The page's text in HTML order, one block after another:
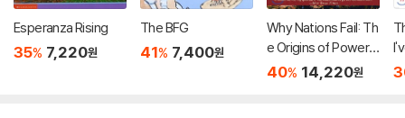
Esperanza Rising
35% 7,220원
The BFG
41% 7,400원
Why Nations Fail: Th
e Origins of Power,
Prosperity, and Pov
40% 14,220원